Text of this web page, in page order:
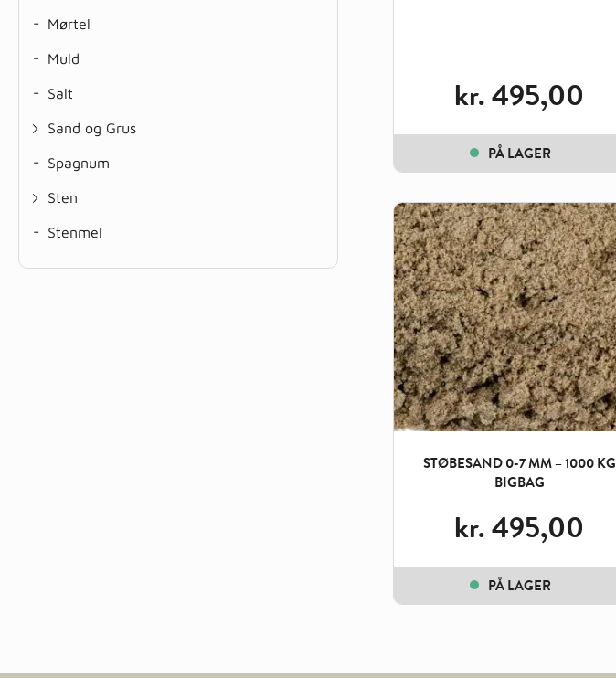
- Mørtel
- Muld
- Salt
Sand og Grus
- Spagnum
Sten
- Stenmel
kr.495,00
PÅ LAGER
STØBESAND 0-7 MM – 1000 KG
BIGBAG
kr.495,00
PÅ LAGER